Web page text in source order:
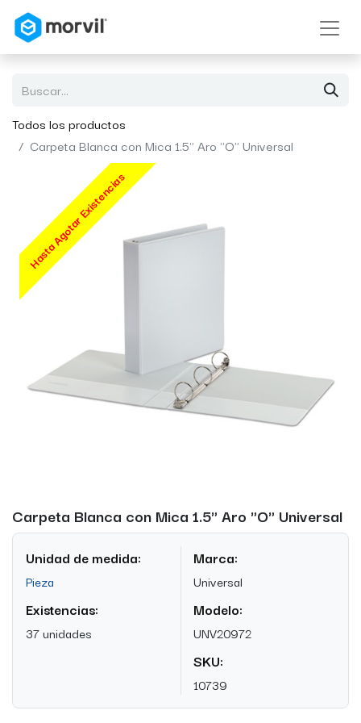
Todos los productos
Carpeta Blanca con Mica 1.5" Aro "O" Universal
Hasta Agotar Existencias
Carpeta Blanca con Mica 1.5" Aro "O" Universal
Unidad de medida:
Pieza
Existencias:
37 unidades
Marca:
Universal
Modelo:
UNV20972
SKU:
10739